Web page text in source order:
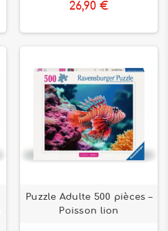
26,90 €
Puzzle Adulte 500 pièces –
Poisson lion